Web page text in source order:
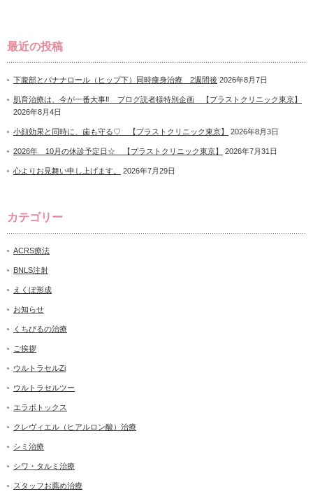
最近の投稿
下腹部とバナナロール（ヒップ下）同時痩身治療 2週間後 2026年8月7日
肌育治療は、今が一番大事‼ ブログ読者様特別企画 【プラストクリニック東京】
2026年8月4日
小顔効果と同時に、歯も守る♡ 【プラストクリニック東京】 2026年8月3日
2026年 10月の休診予定日☆ 【プラストクリニック東京】 2026年7月31日
心よりお見舞い申し上げます。 2026年7月29日
カテゴリー
ACRS療法
BNLS注射
えくぼ形成
お知らせ
くちびるの治療
ご挨拶
ウルトラセルZi
ウルトラセルツー
エラボトックス
クレヴィエル（ヒアルロン酸）治療
シミ治療
シワ・タルミ治療
スタッフお薦め治療